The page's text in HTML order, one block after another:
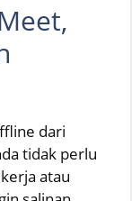
dari
tidak perlu
atau